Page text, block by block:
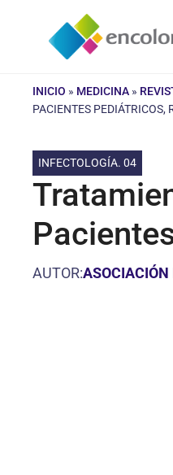
contenido
INICIO » MEDICINA »
PACIENTES PEDIÁTRICOS,
INFECTOLOGÍA. 04
AUTOR: